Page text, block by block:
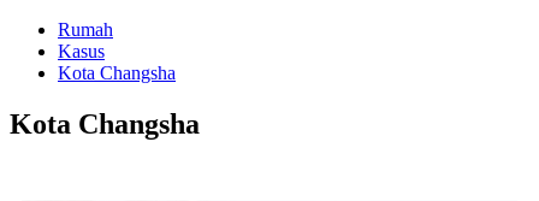
Rumah
Kasus
Kota Changsha
Kota Changsha